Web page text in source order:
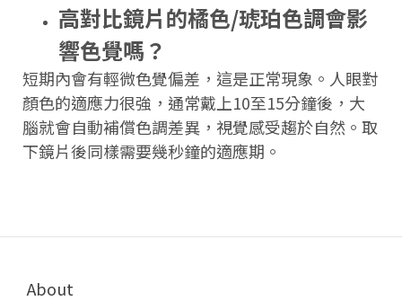
高對比鏡片的橘色/琥珀色調會影
響色覺嗎？
短期內會有輕微色覺偏差，這是正常現象。人眼對
顏色的適應力很強，通常戴上10至15分鐘後，大
腦就會自動補償色調差異，視覺感受趨於自然。取
下鏡片後同樣需要幾秒鐘的適應期。
About